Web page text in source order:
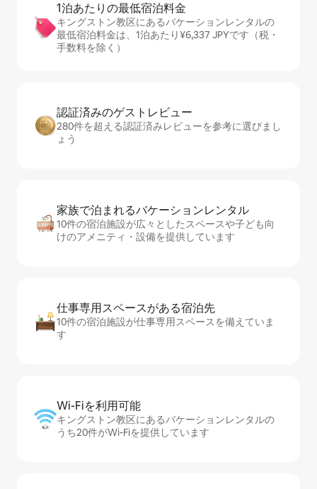
1泊あたりの最⁠低⁠宿⁠泊⁠料⁠金
キングストン教区にあるバケーションレンタルの
最低宿泊料金は、1泊あたり¥6,337 JPYです（税・
手数料を除く）
認証済みのゲ⁠ス⁠ト⁠レ⁠ビ⁠ュ⁠ー
280件を超える認証済みレビューを参考に選びまし
ょう
家族で泊まれるバ⁠ケ⁠ー⁠シ⁠ョ⁠ンレ⁠ン⁠タ⁠ル
10件の宿泊施設が広々としたスペースや子ども向
けのアメニティ・設備を提供しています
仕事専用ス⁠ペ⁠ー⁠スがあ⁠る宿⁠泊⁠先
10件の宿泊施設が仕事専用スペースを備えていま
す
Wi-Fiを利⁠用⁠可⁠能
キングストン教区にあるバケーションレンタルの
うち20件がWi-Fiを提供しています